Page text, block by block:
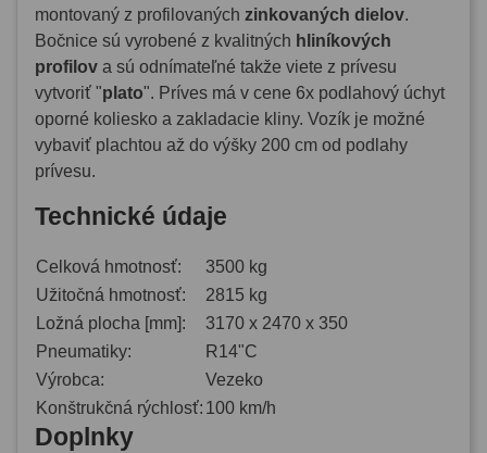
montovaný z profilovaných zinkovaných dielov.
Bočnice sú vyrobené z kvalitných hliníkových
profilov a sú odnímateľné takže viete z prívesu
vytvoriť "plato". Príves má v cene 6x podlahový úchyt
oporné koliesko a zakladacie kliny. Vozík je možné
vybaviť plachtou až do výšky 200 cm od podlahy
prívesu.
Technické údaje
Celková hmotnosť:
3500 kg
Užitočná hmotnosť:
2815 kg
Ložná plocha [mm]:
3170 x 2470 x 350
Pneumatiky:
R14"C
Výrobca:
Vezeko
Konštrukčná rýchlosť: 100 km/h
Doplnky